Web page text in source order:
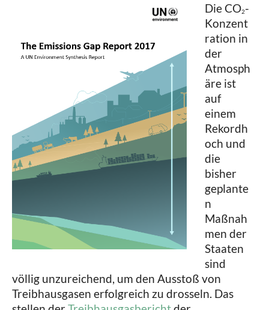
Die CO2-
Konzent
ration in
der
Atmosph
äre ist
auf
einem
Rekordh
och und
die
bisher
geplante
n
Maßnah
men der
Staaten
sind
völlig unzureichend, um den Ausstoß von
Treibhausgasen erfolgreich zu drosseln. Das